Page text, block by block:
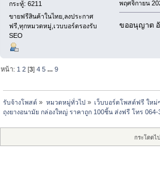
กระทู้: 6211
ขายฟรีสินค้าในไทย,ลงประกาศ
ฟรี,ทุกหมวดหมู่,เวบบอร์ดรองรับ
SEO
พฤศจิกายน
ขออนุญาต
หน้า: 1 2 [3]4 5 ...9
รับจ้างโพสต์ » หมวดหมู่ทั่วไป » เว็บบอร์ดโพสต์ฟรี ให
ถุงยางอนามัย กล่องใหญ่ ราคาถูก 100ชิ้น ส่งฟรี โทร 064-
กระโดดไ